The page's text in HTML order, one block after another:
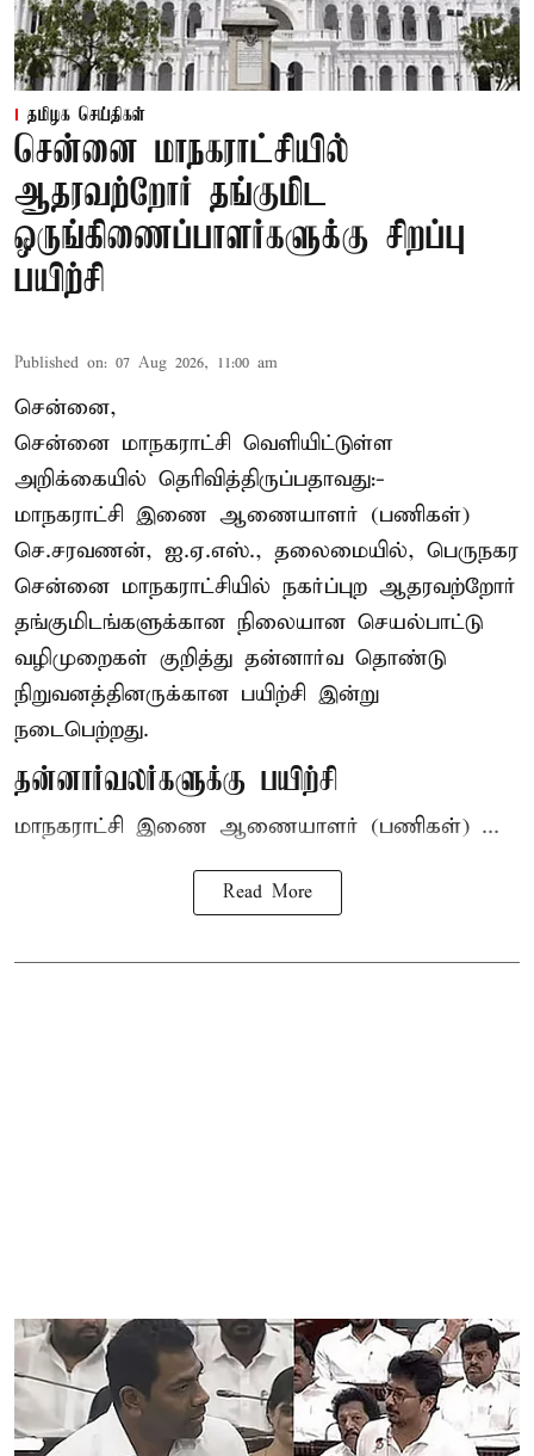
தமிழக செய்திகள்
சென்னை மாநகராட்சியில்
ஆதரவற்றோர் தங்குமிட
ஒருங்கிணைப்பாளர்களுக்கு சிறப்பு
பயிற்சி
Published on: 07 Aug 2026, 11:00 am
சென்னை,
சென்னை மாநகராட்சி வெளியிட்டுள்ள
அறிக்கையில் தெரிவித்திருப்பதாவது:-
மாநகராட்சி இணை ஆணையாளர் (பணிகள்)
செ.சரவணன், ஐ.ஏ.எஸ்., தலைமையில், பெருநகர
சென்னை மாநகராட்சியில் நகர்ப்புற ஆதரவற்றோர்
தங்குமிடங்களுக்கான நிலையான செயல்பாட்டு
வழிமுறைகள் குறித்து தன்னார்வ தொண்டு
நிறுவனத்தினருக்கான பயிற்சி இன்று
நடைபெற்றது.
தன்னார்வலர்களுக்கு பயிற்சி
மாநகராட்சி இணை ஆணையாளர் (பணிகள்) ...
Read More